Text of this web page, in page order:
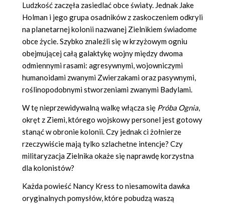
Ludzkość zaczęła zasiedlać obce światy. Jednak Jake
Holman i jego grupa osadników z zaskoczeniem odkryli
na planetarnej kolonii nazwanej Zielnikiem świadome
obce życie. Szybko znaleźli się w krzyżowym ogniu
obejmującej całą galaktykę wojny między dwoma
odmiennymi rasami: agresywnymi, wojowniczymi
humanoidami zwanymi Zwierzakami oraz pasywnymi,
roślinopodobnymi stworzeniami zwanymi Badylami.
W tę nieprzewidywalną walkę włącza się Próba Ognia,
okręt z Ziemi, którego wojskowy personel jest gotowy
stanąć w obronie kolonii. Czy jednak ci żołnierze
rzeczywiście mają tylko szlachetne intencje? Czy
militaryzacja Zielnika okaże się naprawdę korzystna
dla kolonistów?
Każda powieść Nancy Kress to niesamowita dawka
oryginalnych pomysłów, które pobudzą waszą